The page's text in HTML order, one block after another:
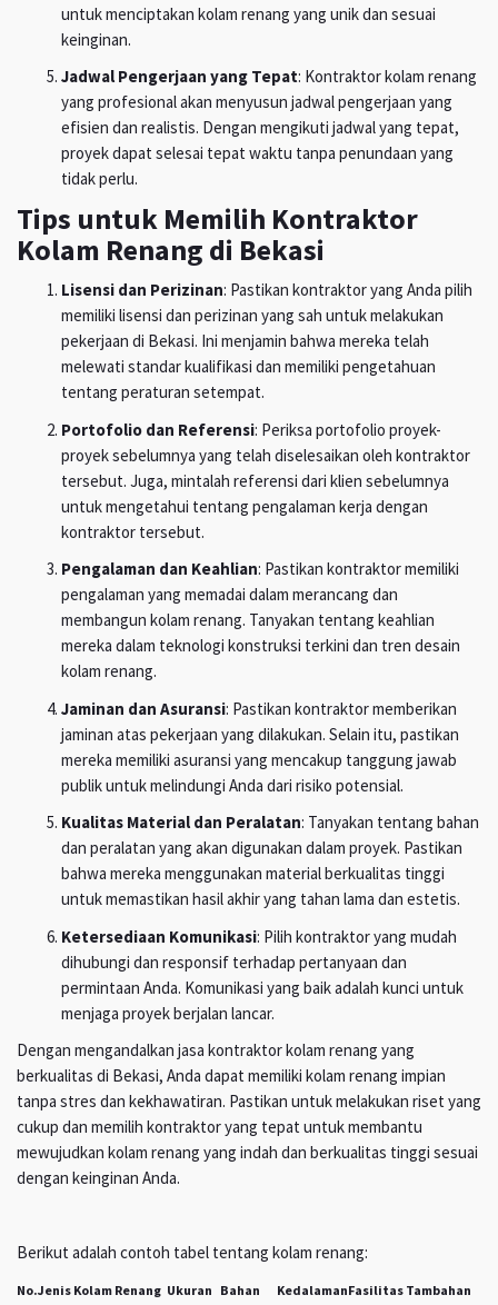
untuk menciptakan kolam renang yang unik dan sesuai
keinginan.
Jadwal Pengerjaan yang Tepat: Kontraktor kolam renang
yang profesional akan menyusun jadwal pengerjaan yang
efisien dan realistis. Dengan mengikuti jadwal yang tepat,
proyek dapat selesai tepat waktu tanpa penundaan yang
tidak perlu.
Tips untuk Memilih Kontraktor
Kolam Renang di Bekasi
Lisensi dan Perizinan: Pastikan kontraktor yang Anda pilih
memiliki lisensi dan perizinan yang sah untuk melakukan
pekerjaan di Bekasi. Ini menjamin bahwa mereka telah
melewati standar kualifikasi dan memiliki pengetahuan
tentang peraturan setempat.
Portofolio dan Referensi: Periksa portofolio proyek-
proyek sebelumnya yang telah diselesaikan oleh kontraktor
tersebut. Juga, mintalah referensi dari klien sebelumnya
untuk mengetahui tentang pengalaman kerja dengan
kontraktor tersebut.
Pengalaman dan Keahlian: Pastikan kontraktor memiliki
pengalaman yang memadai dalam merancang dan
membangun kolam renang. Tanyakan tentang keahlian
mereka dalam teknologi konstruksi terkini dan tren desain
kolam renang.
Jaminan dan Asuransi: Pastikan kontraktor memberikan
jaminan atas pekerjaan yang dilakukan. Selain itu, pastikan
mereka memiliki asuransi yang mencakup tanggung jawab
publik untuk melindungi Anda dari risiko potensial.
Kualitas Material dan Peralatan: Tanyakan tentang bahan
dan peralatan yang akan digunakan dalam proyek. Pastikan
bahwa mereka menggunakan material berkualitas tinggi
untuk memastikan hasil akhir yang tahan lama dan estetis.
Ketersediaan Komunikasi: Pilih kontraktor yang mudah
dihubungi dan responsif terhadap pertanyaan dan
permintaan Anda. Komunikasi yang baik adalah kunci untuk
menjaga proyek berjalan lancar.
Dengan mengandalkan jasa kontraktor kolam renang yang
berkualitas di Bekasi, Anda dapat memiliki kolam renang impian
tanpa stres dan kekhawatiran. Pastikan untuk melakukan riset yang
cukup dan memilih kontraktor yang tepat untuk membantu
mewujudkan kolam renang yang indah dan berkualitas tinggi sesuai
dengan keinginan Anda.
Berikut adalah contoh tabel tentang kolam renang:
No.Jenis Kolam Renang Ukuran Bahan KedalamanFasilitas Tambahan